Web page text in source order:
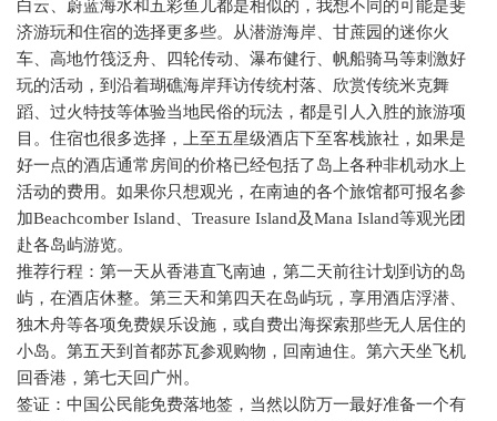
白云、蔚蓝海水和五彩鱼儿都是相似的，我想不同的可能是斐
济游玩和住宿的选择更多些。从潜游海岸、甘蔗园的迷你火
车、高地竹筏泛舟、四轮传动、瀑布健行、帆船骑马等刺激好
玩的活动，到沿着瑚礁海岸拜访传统村落、欣赏传统米克舞
蹈、过火特技等体验当地民俗的玩法，都是引人入胜的旅游项
目。住宿也很多选择，上至五星级酒店下至客栈旅社，如果是
好一点的酒店通常房间的价格已经包括了岛上各种非机动水上
活动的费用。如果你只想观光，在南迪的各个旅馆都可报名参
加Beachcomber Island、 Treasure Island及Mana Island等观光团
赴各岛屿游览。
推荐行程：第一天从香港直飞南迪，第二天前往计划到访的岛
屿，在酒店休整。第三天和第四天在岛屿玩，享用酒店浮潜、
独木舟等各项免费娱乐设施，或自费出海探索那些无人居住的
小岛。第五天到首都苏瓦参观购物，回南迪住。第六天坐飞机
回香港，第七天回广州。
签证：中国公民能免费落地签，当然以防万一最好准备一个有